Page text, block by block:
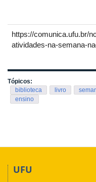
https://comunica.ufu.br/
atividades-na-semana-
Tópicos:
biblioteca
livro
ensino
UFU